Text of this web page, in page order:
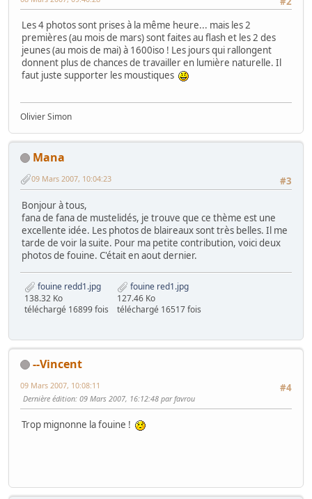
Les 4 photos sont prises à la même heure... mais les 2
premières (au mois de mars) sont faites au flash et les 2 des
jeunes (au mois de mai) à 1600iso ! Les jours qui rallongent
donnent plus de chances de travailler en lumière naturelle. Il
faut juste supporter les moustiques
Olivier Simon
Mana
#3
09 Mars 2007, 10:04:23
Bonjour à tous,
fana de fana de mustelidés, je trouve que ce thème est une
excellente idée. Les photos de blaireaux sont très belles. Il me
tarde de voir la suite. Pour ma petite contribution, voici deux
photos de fouine. C'était en aout dernier.
fouine redd1.jpg
138.32 Ko
téléchargé 16899 fois
fouine red1.jpg
127.46 Ko
téléchargé 16517 fois
--Vincent
#4
09 Mars 2007, 10:08:11
Dernière édition: 09 Mars 2007, 16:12:48 par favrou
Trop mignonne la fouine !